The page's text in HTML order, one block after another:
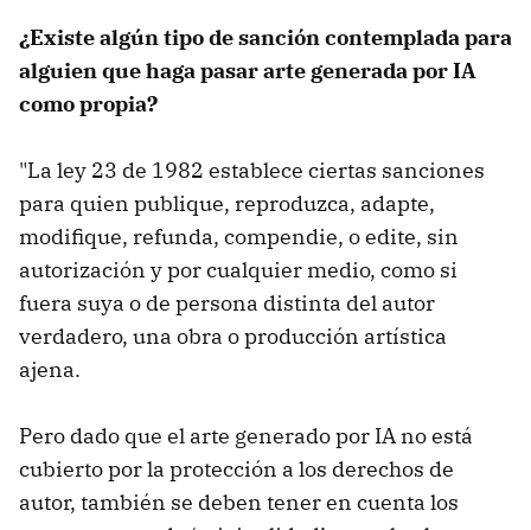
¿Existe algún tipo de sanción contemplada para
alguien que haga pasar arte generada por IA
como propia?
"La ley 23 de 1982 establece ciertas sanciones
para quien publique, reproduzca, adapte,
modifique, refunda, compendie, o edite, sin
autorización y por cualquier medio, como si
fuera suya o de persona distinta del autor
verdadero, una obra o producción artística
ajena.
Pero dado que el arte generado por IA no está
cubierto por la protección a los derechos de
autor, también se deben tener en cuenta los